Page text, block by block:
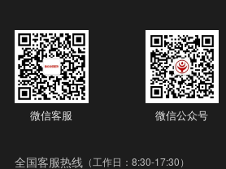
微信客服 微信公众号
全国客服热线 （工作日：8:30-17:30）